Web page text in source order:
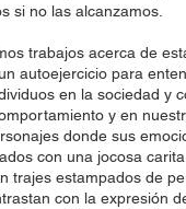
si no las alcanzamos.
trabajos acerca de
autoejercicio para
en la sociedad y
y en
donde sus
con una jocosa
trajes estampados de
con la expresión